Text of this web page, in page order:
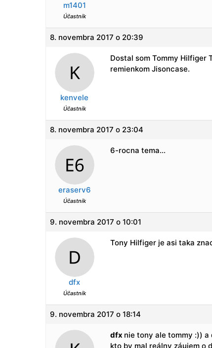
m1401
Účastník
8. novembra 2017 o 20:39
kenvele
Účastník
Dostal som Tommy Hilfiger
remienkom Jisoncase.
8. novembra 2017 o 23:04
eraserv6
Účastník
6-rocna tema…
9. novembra 2017 o 10:01
dfx
Účastník
Tony Hilfiger je asi taka
9. novembra 2017 o 18:14
dfx nie tony ale tommy :))
kto by mal reálny záujem o